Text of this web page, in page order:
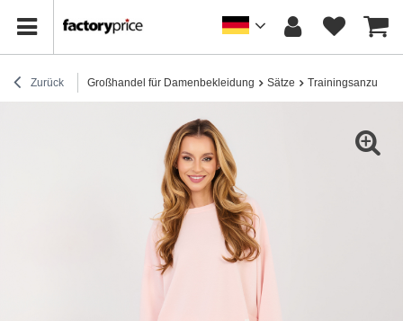
Zurück Großhandel für Damenbekleidung Sätze Trainingsanzug-